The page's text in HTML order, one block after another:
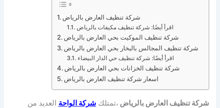
شركة تنظيف العارض بالرياض
اقرأ أيضًا: شركة تنظيف مكيفات بالرياض
شركة تنظيف الموكيت بحي العارض بالرياض
شركة تنظيف المجالس بالبخار بحي العارض بالرياض
اقرأ أيضًا: شركة تنظيف حي الدار البيضاء
شركة تنظيف الخزانات بحي العارض بالرياض
اسعار شركة تنظيف العارض بالرياض
شركة تنظيف العارض بالرياض ،تمتلك شركة الواحة العديد من